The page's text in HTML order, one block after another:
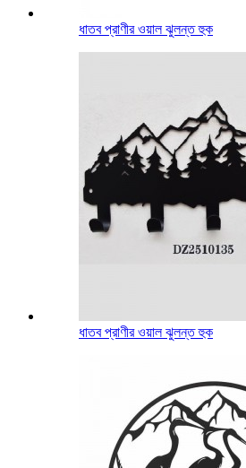
ধাতব প্রাণীর ওয়াল ঝুলন্ত হুক
ধাতব প্রাণীর ওয়াল ঝুলন্ত হুক